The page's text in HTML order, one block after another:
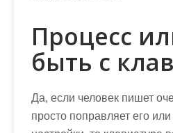
Процесс
быть с
Да, если человек пишет
просто поправляет его